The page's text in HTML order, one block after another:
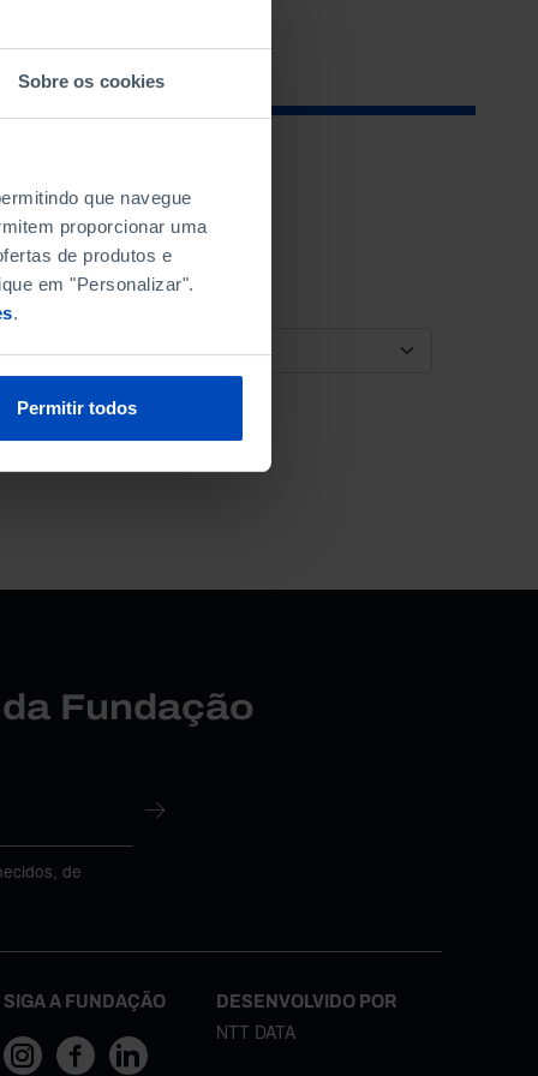
Sobre os cookies
que navegue
proporcionar uma
de produtos e
em "Personalizar".
.
Permitir todos
ORDENAR POR
Fundação
de
SIGA A FUNDAÇÃO DESENVOLVIDO POR
NTT DATA